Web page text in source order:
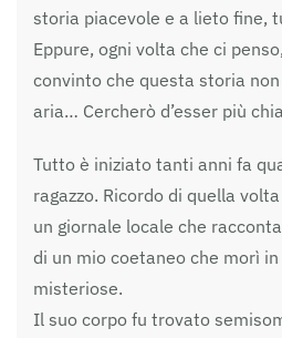
storia piacevole e a lieto fine,
Eppure, ogni volta che ci
convinto che questa storia
aria… Cercherò d’esser più
Tutto è iniziato tanti anni fa
ragazzo. Ricordo di quella
un giornale locale che
di un mio coetaneo che morì
misteriose.
Il suo corpo fu trovato